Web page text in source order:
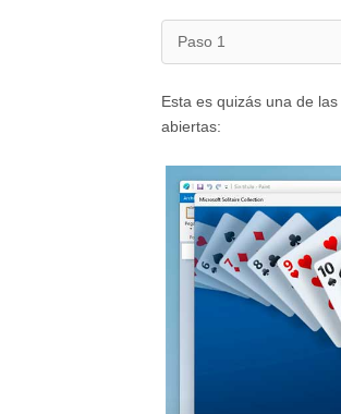
Paso 1
Esta es quizás una de
abiertas: